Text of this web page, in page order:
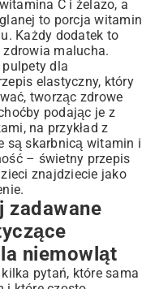
C i żelazo, a
to porcja witamin
Każdy dodatek to
zdrowia malucha.
dla
elastyczny, który
tworząc zdrowe
podając je z
na przykład z
są skarbnicą witamin i
– świetny przepis
znajdziecie jako
zadawane
niemowląt
pytań, które sama